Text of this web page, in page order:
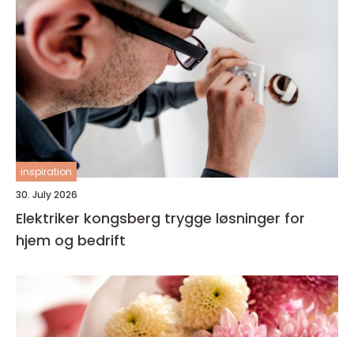
inspiration
30. July 2026
Elektriker kongsberg trygge løsninger for
hjem og bedrift